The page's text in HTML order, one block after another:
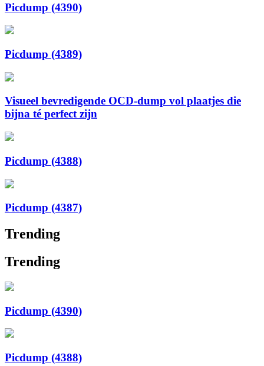
Picdump (4390)
Picdump (4389)
Visueel bevredigende OCD-dump vol plaatjes die
bijna té perfect zijn
Picdump (4388)
Picdump (4387)
Trending
Trending
Picdump (4390)
Picdump (4388)